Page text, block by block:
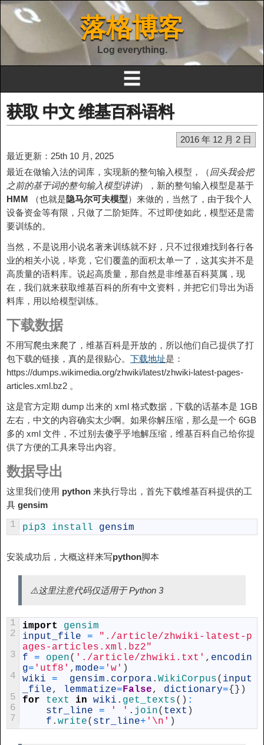
落格博客
Log everything.
☰
获取 中文 维基百科语料
2016 年 12 月 2 日
最近更新：25th 10 月, 2025
最近在做输入法的词库，实现新的整句输入模型，（回头我会把
之前的基于词的整句输入模型讲讲），新的整句输入模型是基于
HMM （也就是隐马尔可夫模型）来做的，当然了，由于我个人
设备资金等有限，只做了二阶矩阵。不过即使如此，模型还是需
要训练的。
当然，不是说用小说名著来训练就不好，只不过很难找到各行各
业的相关小说，毕竟，它们覆盖的面积太单一了，这其实并不是
高质量的语料库。说起高质量，那自然是非维基百科莫属，现
在，我们就来获取维基百科的所有中文资料，并把它们导出为语
料库，用以给模型训练。
下载数据
不用写爬虫来爬了，维基百科是开放的，所以他们自己提供了打
包下载的链接，真的是很贴心。 下载地址是：
https://dumps.wikimedia.org/zhwiki/latest/zhwiki-latest-pages-
articles.xml.bz2 。
这是官方定期 dump 出来的 xml 格式数据，下载的话基本是 1GB
左右，中文的内容确实太少啊。如果你解压缩，那么是一个 6GB
多的 xml 文件，不过别去傻乎乎地解压缩，维基百科自己给你提
供了方便的工具来导出内容。
数据导出
这里我们使用 python 来执行导出，首先下载维基百科提供的工
具 gensim
1 pip3 install gensim
安装成功后，大概这样来写python脚本
⚠️这里注意代码仅适用于 Python 3
1
2
3
4
5
6
7
import
gensim
input_file
=
"./article/zhwiki-latest-p
ages-articles.xml.bz2"
f
= open( './article/zhwiki.txt' , encodin
g= 'utf8' , mode= 'w' )
wiki
= gensim . corpora . WikiCorpus( input
_file, lemmatize=False, dictionary={ } )
for
text in wiki . get_texts( ) :
str_line
= ' ' . join( text )
f . write( str_line+ '\n' )